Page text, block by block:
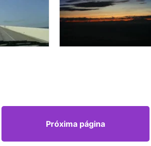
Próxima página